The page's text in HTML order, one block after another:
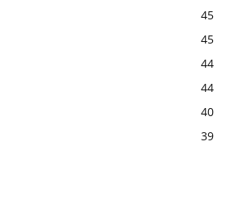
45
45
44
44
40
39